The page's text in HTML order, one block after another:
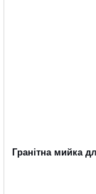
Гранітна мийка